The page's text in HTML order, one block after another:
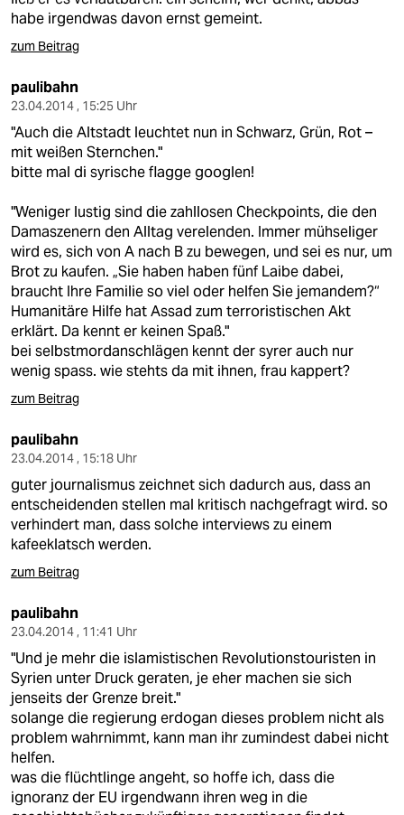
habe irgendwas davon ernst gemeint.
zum Beitrag
paulibahn
23.04.2014 , 15:25 Uhr
"Auch die Altstadt leuchtet nun in Schwarz, Grün, Rot –
mit weißen Sternchen."
bitte mal di syrische flagge googlen!
"Weniger lustig sind die zahllosen Checkpoints, die den
Damaszenern den Alltag verelenden. Immer mühseliger
wird es, sich von A nach B zu bewegen, und sei es nur, um
Brot zu kaufen. „Sie haben haben fünf Laibe dabei,
braucht Ihre Familie so viel oder helfen Sie jemandem?“
Humanitäre Hilfe hat Assad zum terroristischen Akt
erklärt. Da kennt er keinen Spaß."
bei selbstmordanschlägen kennt der syrer auch nur
wenig spass. wie stehts da mit ihnen, frau kappert?
zum Beitrag
paulibahn
23.04.2014 , 15:18 Uhr
guter journalismus zeichnet sich dadurch aus, dass an
entscheidenden stellen mal kritisch nachgefragt wird. so
verhindert man, dass solche interviews zu einem
kafeeklatsch werden.
zum Beitrag
paulibahn
23.04.2014 , 11:41 Uhr
"Und je mehr die islamistischen Revolutionstouristen in
Syrien unter Druck geraten, je eher machen sie sich
jenseits der Grenze breit."
solange die regierung erdogan dieses problem nicht als
problem wahrnimmt, kann man ihr zumindest dabei nicht
helfen.
was die flüchtlinge angeht, so hoffe ich, dass die
ignoranz der EU irgendwann ihren weg in die